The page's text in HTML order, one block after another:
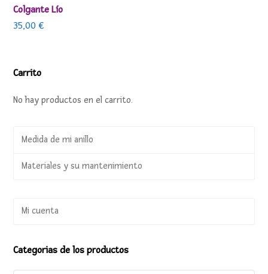
Colgante Lío
35,00€
Carrito
No hay productos en el carrito.
Medida de mi anillo
Materiales y su mantenimiento
Mi cuenta
Categorias de los productos